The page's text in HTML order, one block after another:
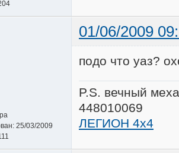
01/06/2009
25/03/2009
подо что уаз?
P.S. вечный
448010069
ЛЕГИОН 4х4